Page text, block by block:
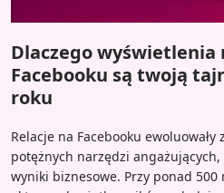
Dlaczego wyświetlenia
Facebooku są twoją
roku
Relacje na Facebooku
potężnych narzędzi
wyniki biznesowe. Przy ponad